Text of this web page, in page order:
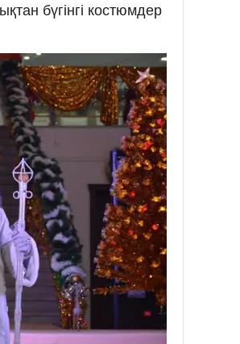
бүгінгі костюмдер